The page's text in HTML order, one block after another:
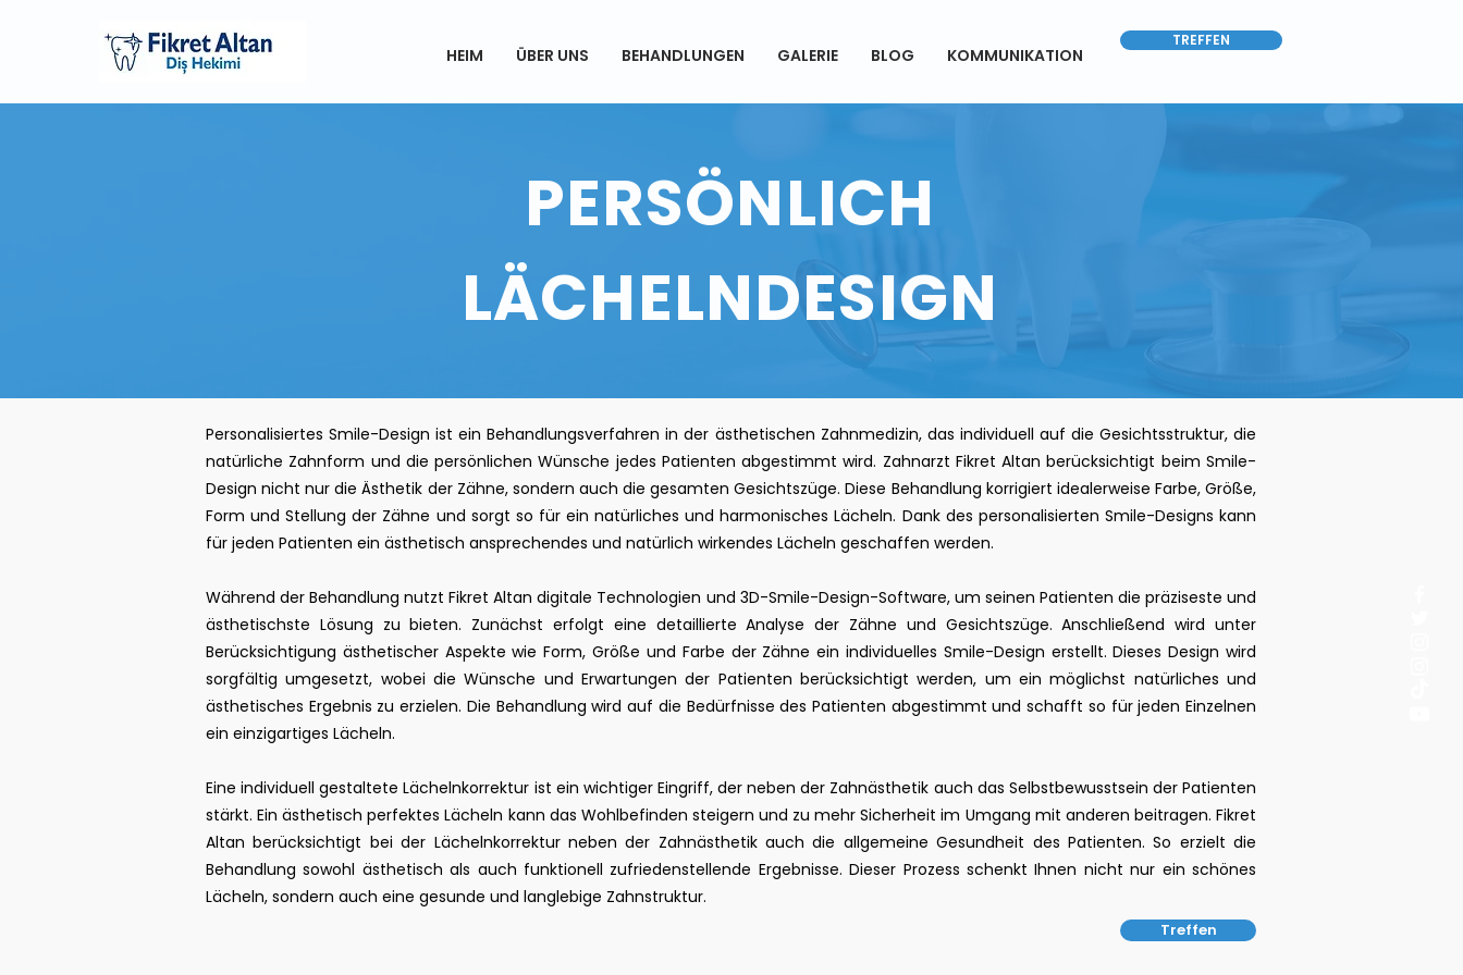
HEIM ÜBER UNS BEHANDLUNGEN GALERIE BLOG KOMMUNIKATION
TREFFEN
PERSÖNLICH
LÄCHELNDESIGN
Personalisiertes Smile-Design ist ein Behandlungsverfahren in der ästhetischen Zahnmedizin, das individuell auf die Gesichtsstruktur, die
natürliche Zahnform und die persönlichen Wünsche jedes Patienten abgestimmt wird. Zahnarzt Fikret Altan berücksichtigt beim Smile-
Design nicht nur die Ästhetik der Zähne, sondern auch die gesamten Gesichtszüge. Diese Behandlung korrigiert idealerweise Farbe, Größe,
Form und Stellung der Zähne und sorgt so für ein natürliches und harmonisches Lächeln. Dank des personalisierten Smile-Designs kann
für jeden Patienten ein ästhetisch ansprechendes und natürlich wirkendes Lächeln geschaffen werden.
Während der Behandlung nutzt Fikret Altan digitale Technologien und 3D-Smile-Design-Software, um seinen Patienten die präziseste und
ästhetischste Lösung zu bieten. Zunächst erfolgt eine detaillierte Analyse der Zähne und Gesichtszüge. Anschließend wird unter
Berücksichtigung ästhetischer Aspekte wie Form, Größe und Farbe der Zähne ein individuelles Smile-Design erstellt. Dieses Design wird
sorgfältig umgesetzt, wobei die Wünsche und Erwartungen der Patienten berücksichtigt werden, um ein möglichst natürliches und
ästhetisches Ergebnis zu erzielen. Die Behandlung wird auf die Bedürfnisse des Patienten abgestimmt und schafft so für jeden Einzelnen
ein einzigartiges Lächeln.
Eine individuell gestaltete Lächelnkorrektur ist ein wichtiger Eingriff, der neben der Zahnästhetik auch das Selbstbewusstsein der Patienten
stärkt. Ein ästhetisch perfektes Lächeln kann das Wohlbefinden steigern und zu mehr Sicherheit im Umgang mit anderen beitragen. Fikret
Altan berücksichtigt bei der Lächelnkorrektur neben der Zahnästhetik auch die allgemeine Gesundheit des Patienten. So erzielt die
Behandlung sowohl ästhetisch als auch funktionell zufriedenstellende Ergebnisse. Dieser Prozess schenkt Ihnen nicht nur ein schönes
Lächeln, sondern auch eine gesunde und langlebige Zahnstruktur.
Treffen